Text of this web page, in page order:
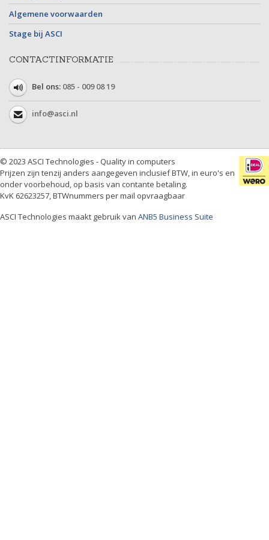
Algemene voorwaarden
Stage bij ASCI
CONTACTINFORMATIE
Bel ons: 085 - 009 08 19
info@asci.nl
© 2023 ASCI Technologies - Quality in computers
Prijzen zijn tenzij anders aangegeven inclusief BTW, in euro's en
onder voorbehoud, op basis van contante betaling.
KvK 62623257, BTWnummers per mail opvraagbaar
ASCI Technologies maakt gebruik van ANB5 Business Suite